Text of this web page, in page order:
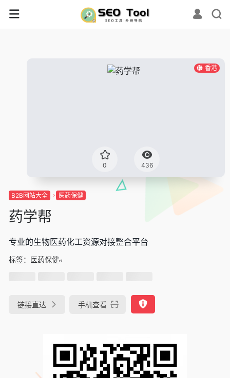
香港
0 436
B2B网站大全 医药保健
药学帮
专业的生物医药化工资源对接整合平台
标签： 医药保健
链接直达 手机查看